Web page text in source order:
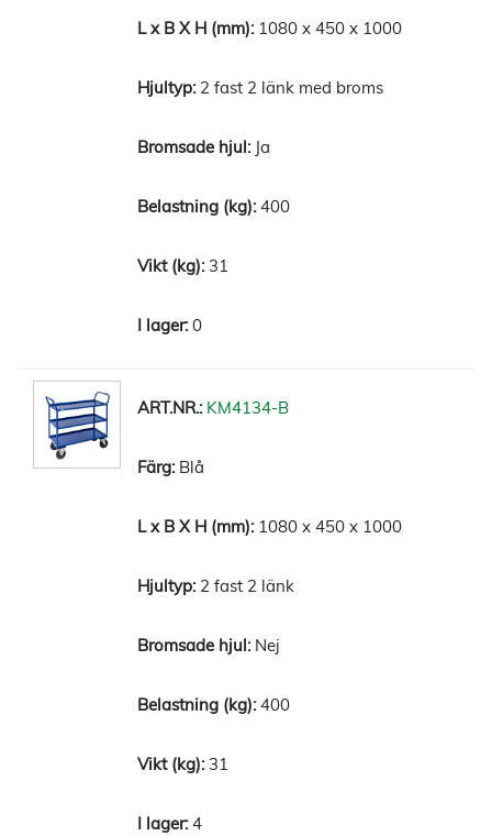
1080 x 450 x 1000
2 fast 2 länk med broms
Ja
400
31
0
KM4134-B
Blå
1080 x 450 x 1000
2 fast 2 länk
Nej
400
31
4